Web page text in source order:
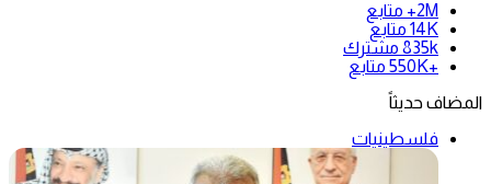
2M+
متابع
14K متابع
835k مشترك
+550K
متابع
المضاف حديثاً
فلسطينيات